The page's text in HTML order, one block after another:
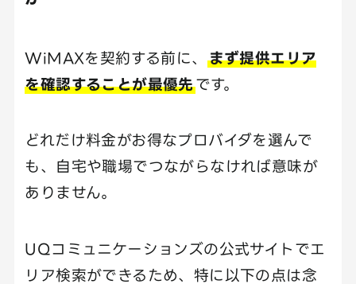
WiMAXを契約する前に、 まず提供エリア
を確認することが最優先です。
どれだけ料金がお得なプロバイダを選んで
も、自宅や職場でつながらなければ意味が
ありません。
UQコミュニケーションズの公式サイトでエ
リア検索ができるため、特に以下の点は念